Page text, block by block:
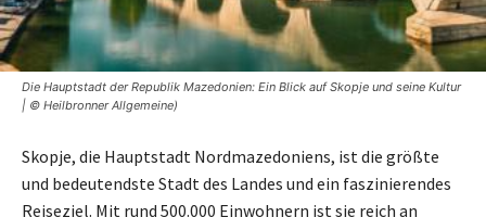
Die Hauptstadt der Republik Mazedonien: Ein Blick auf Skopje und seine Kultur
| © Heilbronner Allgemeine)
Skopje, die Hauptstadt Nordmazedoniens, ist die größte
und bedeutendste Stadt des Landes und ein faszinierendes
Reiseziel. Mit rund 500.000 Einwohnern ist sie reich an